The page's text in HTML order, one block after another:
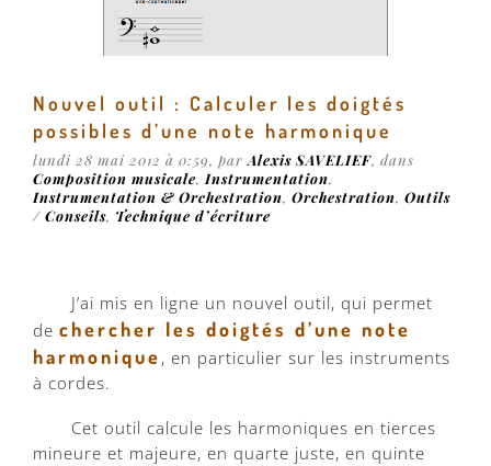
Nouvel outil : Calculer les doigtés
possibles d’une note harmonique
lundi 28 mai 2012 à 0:59, par Alexis SAVELIEF, dans
Composition musicale, Instrumentation,
Instrumentation & Orchestration, Orchestration, Outils
/ Conseils, Technique d’écriture
J’ai mis en ligne un nouvel outil, qui permet
de chercher les doigtés d’une note
harmonique , en particulier sur les instruments
à cordes.
Cet outil calcule les harmoniques en tierces
mineure et majeure, en quarte juste, en quinte